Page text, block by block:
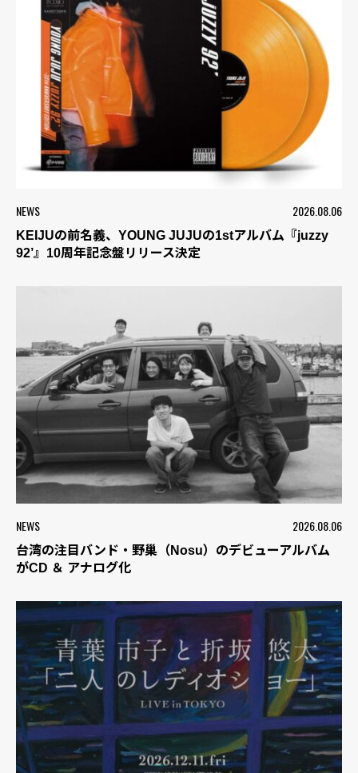
NEWS 2026.08.06
KEIJUの前名義、YOUNG JUJUの1stアルバム『juzzy
92’』10周年記念盤リリース決定
NEWS 2026.08.06
台湾の注目バンド・野巢（Nosu）のデビューアルバム
がCD ＆ アナログ化